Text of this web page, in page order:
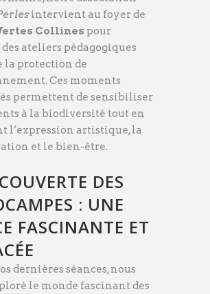
intervient au foyer de
Collines pour
ateliers pédagogiques
la protection de
Ces moments
permettent de sensibiliser
à la biodiversité tout en
l’expression artistique, la
et le bien-être.
DES
: UNE
FASCINANTE ET
dernières séances, nous
le monde fascinant des